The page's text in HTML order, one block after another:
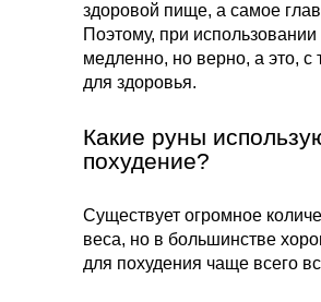
здоровой пище, а самое
Поэтому, при
медленно, но верно, а это, с
для здоровья.
Какие руны
похудение?
Существует огромное
веса, но в большинстве
для похудения чаще всего